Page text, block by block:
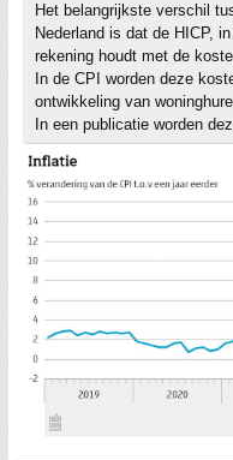
Het belangrijkste verschil
Nederland is dat de HICP,
rekening houdt met de
In de CPI worden deze
ontwikkeling van
In een publicatie worden